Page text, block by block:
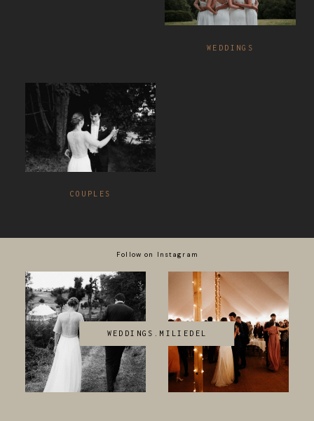
COUPLES
WEDDINGS
Follow on Instagram
WEDDINGS.MILIEDEL